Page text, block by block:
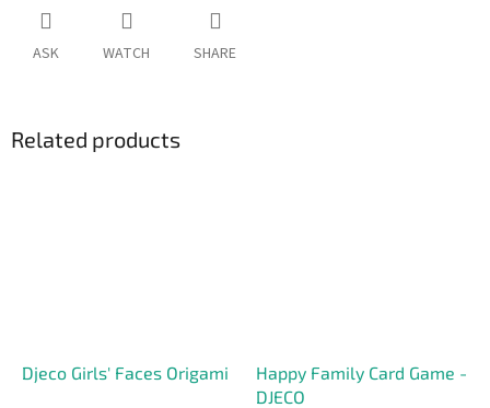
ASK WATCH SHARE
Related products
Djeco Girls' Faces Origami
Happy Family Card Game -
DJECO